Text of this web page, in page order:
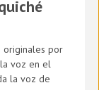
originales por
voz en el
la voz de